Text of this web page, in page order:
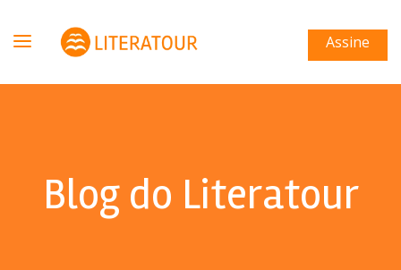
Assine
Blog do Literatour